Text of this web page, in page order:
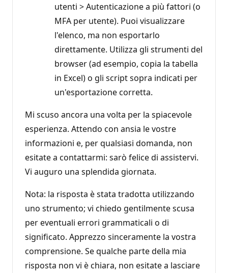
utenti > Autenticazione a più fattori (o
MFA per utente). Puoi visualizzare
l'elenco, ma non esportarlo
direttamente. Utilizza gli strumenti del
browser (ad esempio, copia la tabella
in Excel) o gli script sopra indicati per
un'esportazione corretta.
Mi scuso ancora una volta per la spiacevole
esperienza. Attendo con ansia le vostre
informazioni e, per qualsiasi domanda, non
esitate a contattarmi: sarò felice di assistervi.
Vi auguro una splendida giornata.
Nota: la risposta è stata tradotta utilizzando
uno strumento; vi chiedo gentilmente scusa
per eventuali errori grammaticali o di
significato. Apprezzo sinceramente la vostra
comprensione. Se qualche parte della mia
risposta non vi è chiara, non esitate a lasciare